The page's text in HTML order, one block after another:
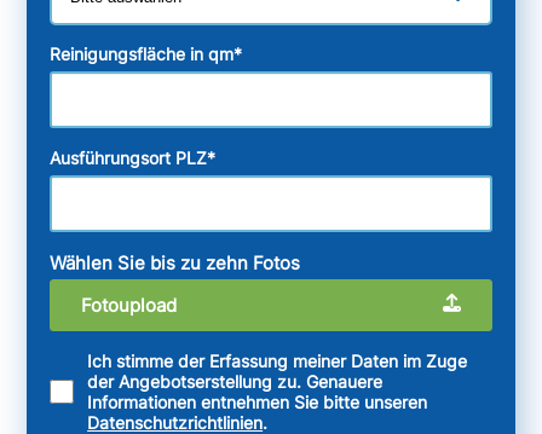
Reinigungsfläche in qm*
Ausführungsort PLZ*
Wählen Sie bis zu zehn Fotos
Fotoupload
Ich stimme der Erfassung meiner Daten im Zuge
der Angebotserstellung zu. Genauere
Informationen entnehmen Sie bitte unseren
Datenschutzrichtlinien.